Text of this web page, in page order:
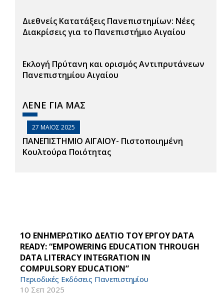
Διεθνείς Κατατάξεις Πανεπιστημίων: Νέες
Διακρίσεις για το Πανεπιστήμιο Αιγαίου
Εκλογή Πρύτανη και ορισμός Αντιπρυτάνεων
Πανεπιστημίου Αιγαίου
ΛΕΝΕ ΓΙΑ ΜΑΣ
27 ΜΑΙΟΣ 2025
ΠΑΝΕΠΙΣΤΗΜΙΟ ΑΙΓΑΙΟΥ- Πιστοποιημένη
Κουλτούρα Ποιότητας
1O ΕΝΗΜΕΡΩΤΙΚΟ ΔΕΛΤΙΟ ΤΟΥ ΕΡΓΟΥ DATA
READY: “EMPOWERING EDUCATION THROUGH
DATA LITERACY INTEGRATION IN
COMPULSORY EDUCATION”
Περιοδικές Εκδόσεις Πανεπιστημίου
10 Σεπ 2025